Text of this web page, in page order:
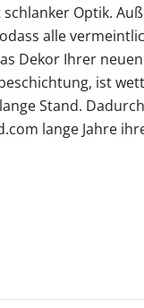
Optik.
alle
Dekor Ihrer
ist
Stand.
lange Jahre